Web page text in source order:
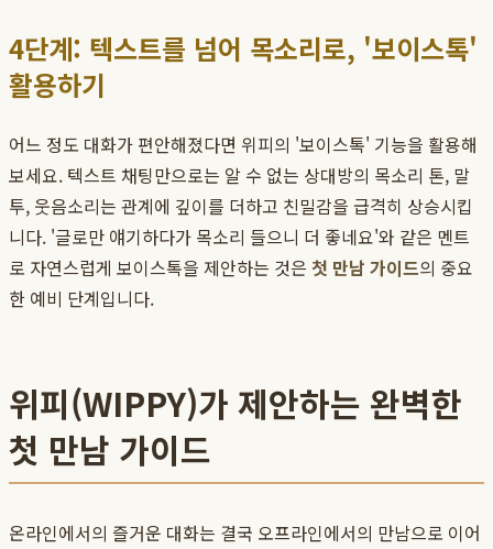
4단계: 텍스트를 넘어 목소리로, '보이스톡'
활용하기
어느 정도 대화가 편안해졌다면 위피의 '보이스톡' 기능을 활용해
보세요. 텍스트 채팅만으로는 알 수 없는 상대방의 목소리 톤, 말
투, 웃음소리는 관계에 깊이를 더하고 친밀감을 급격히 상승시킵
니다. '글로만 얘기하다가 목소리 들으니 더 좋네요'와 같은 멘트
로 자연스럽게 보이스톡을 제안하는 것은 첫 만남 가이드의 중요
한 예비 단계입니다.
위피(WIPPY)가 제안하는 완벽한
첫 만남 가이드
온라인에서의 즐거운 대화는 결국 오프라인에서의 만남으로 이어